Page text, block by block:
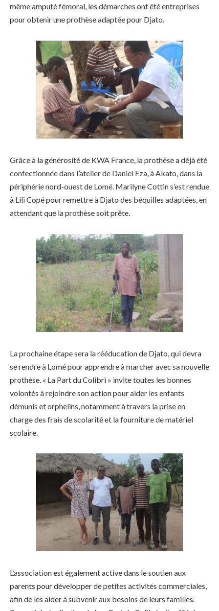
même amputé fémoral, les démarches ont été entreprises
pour obtenir une prothèse adaptée pour Djato.
Grâce à la générosité de KWA France, la prothèse a déjà été
confectionnée dans l’atelier de Daniel Eza, à Akato, dans la
périphérie nord-ouest de Lomé. Marilyne Cottin s’est rendue
à Lili Copé pour remettre à Djato des béquilles adaptées, en
attendant que la prothèse soit prête.
La prochaine étape sera la rééducation de Djato, qui devra
se rendre à Lomé pour apprendre à marcher avec sa nouvelle
prothèse. « La Part du Colibri » invite toutes les bonnes
volontés à rejoindre son action pour aider les enfants
démunis et orphelins, notamment à travers la prise en
charge des frais de scolarité et la fourniture de matériel
scolaire.
L’association est également active dans le soutien aux
parents pour développer de petites activités commerciales,
afin de les aider à subvenir aux besoins de leurs familles.